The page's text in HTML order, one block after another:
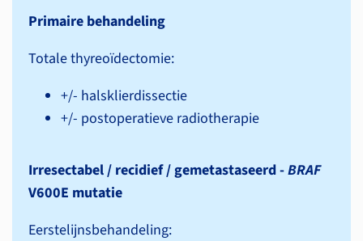
Primaire behandeling
Totale thyreoïdectomie:
+/- halsklierdissectie
+/- postoperatieve radiotherapie
Irresectabel / recidief / gemetastaseerd -BRAF
V600E mutatie
Eerstelijnsbehandeling: